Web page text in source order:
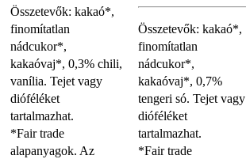
Összetevők: kakaó*,
finomítatlan
nádcukor*,
kakaóvaj*, 0,3% chili,
vanília. Tejet vagy
dióféléket
tartalmazhat.
*Fair trade
alapanyagok. Az
Összetevők: kakaó*,
finomítatlan
nádcukor*,
kakaóvaj*, 0,7%
tengeri só. Tejet vagy
dióféléket
tartalmazhat.
*Fair trade